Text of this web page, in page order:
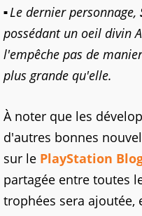
Le dernier personnage,
possédant un oeil divin
l'empêche pas de
plus grande qu'elle.
À noter que les
d'autres bonnes
sur le PlayStation
partagée entre toutes
trophées sera ajoutée,